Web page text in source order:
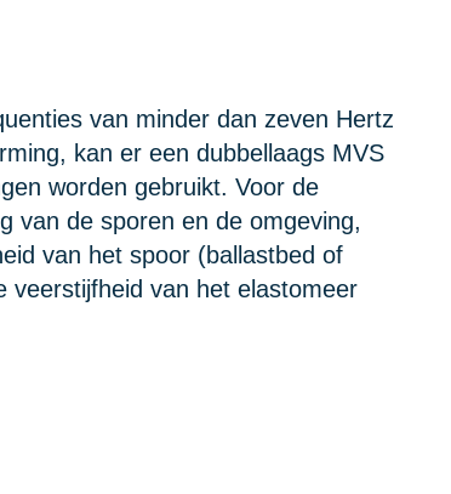
van minder dan zeven Hertz
kan er een dubbellaags MVS
worden gebruikt. Voor de
van de sporen en de omgeving,
van het spoor (ballastbed of
veerstijfheid van het elastomeer